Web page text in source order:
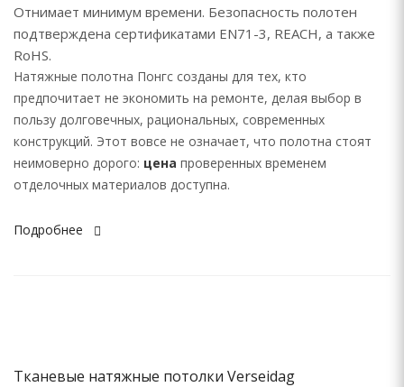
Отнимает минимум времени. Безопасность полотен
подтверждена сертификатами EN71-3, REACH, а также
RoHS.
Натяжные полотна Понгс созданы для тех, кто
предпочитает не экономить на ремонте, делая выбор в
пользу долговечных, рациональных, современных
конструкций. Этот вовсе не означает, что полотна стоят
неимоверно дорого: цена проверенных временем
отделочных материалов доступна.
Подробнее
Тканевые натяжные потолки Verseidag